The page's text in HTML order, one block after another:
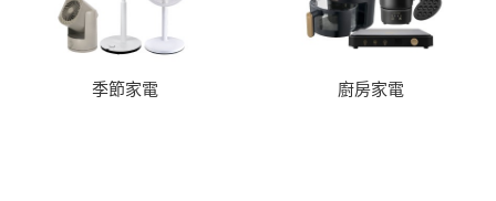
季節家電 廚房家電